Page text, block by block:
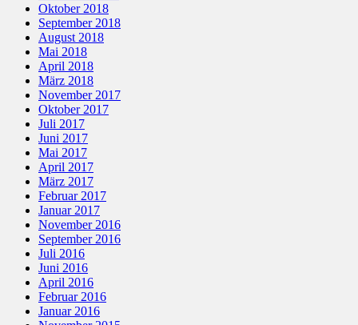
Oktober 2018
September 2018
August 2018
Mai 2018
April 2018
März 2018
November 2017
Oktober 2017
Juli 2017
Juni 2017
Mai 2017
April 2017
März 2017
Februar 2017
Januar 2017
November 2016
September 2016
Juli 2016
Juni 2016
April 2016
Februar 2016
Januar 2016